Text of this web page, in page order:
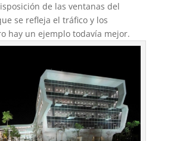
de las ventanas del
se refleja el tráfico y los
hay un ejemplo todavía mejor.